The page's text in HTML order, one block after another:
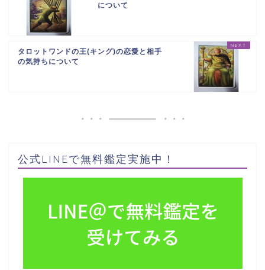
について
タロットワンドの王(キング)の恋愛と相手
の気持ちについて
公式LINEで無料鑑定実施中！